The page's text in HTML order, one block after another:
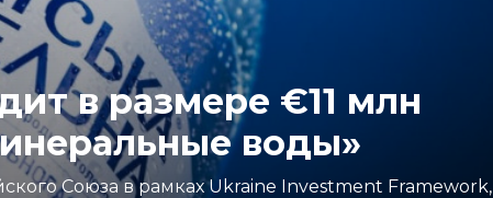
в размере €11 млн
воды»
Союза в рамках Ukraine Investment Framework,